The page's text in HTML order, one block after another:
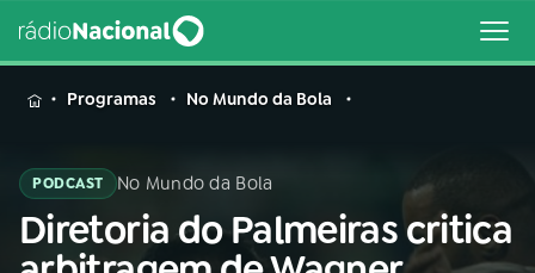
MENU
Buscar
na
Programas No Mundo da Bola
PODCAST No Mundo da Bola
Diretoria do Palmeiras critica